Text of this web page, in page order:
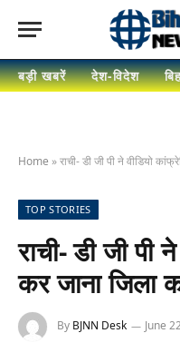
बड़ी खबरें देश-विदेश
Home »राची- डी जी पी ने वीडियो
TOP STORIES
राची- डी जी पी
कर जाना जिला
By BJNN Desk June